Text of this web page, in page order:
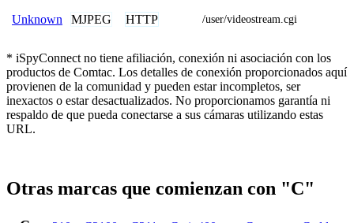
Unknown MJPEG HTTP /user/videostream.cgi
* iSpyConnect no tiene afiliación, conexión ni asociación con los
productos de Comtac. Los detalles de conexión proporcionados aquí
provienen de la comunidad y pueden estar incompletos, ser
inexactos o estar desactualizados. No proporcionamos garantía ni
respaldo de que pueda conectarse a sus cámaras utilizando estas
URL.
Otras marcas que comienzan con "C"